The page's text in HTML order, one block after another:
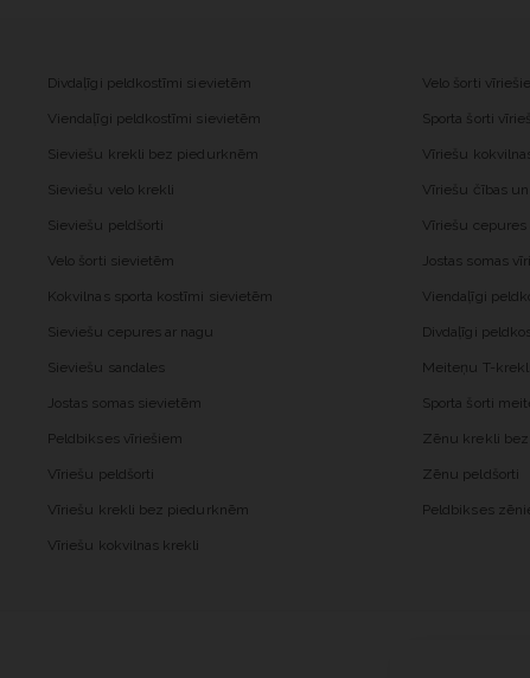
Divdaļīgi peldkostīmi sievietēm
Viendaļīgi peldkostīmi sievietēm
Sieviešu krekli bez piedurknēm
Sieviešu velo krekli
Sieviešu peldšorti
Velo šorti sievietēm
Kokvilnas sporta kostīmi sievietēm
Sieviešu cepures ar nagu
Sieviešu sandales
Jostas somas sievietēm
Peldbikses vīriešiem
Vīriešu peldšorti
Vīriešu krekli bez piedurknēm
Vīriešu kokvilnas krekli
Velo šorti
Sporta šorti
Vīriešu
Vīriešu čības
Vīriešu cepures
Jostas somas
Viendaļīgi
Divdaļīgi
Meiteņu T-
Sporta šorti
Zēnu krekli
Zēnu peldšorti
Peldbikses